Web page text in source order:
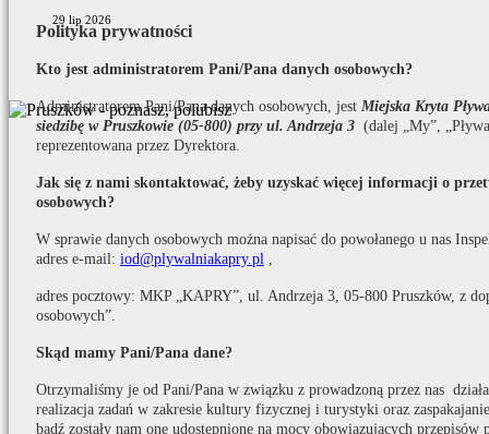
29 lip 2026
Polityka prywatności
Kto jest administratorem Pani/Pana danych osobowych?
Administratorem Pani/Pana danych osobowych, jest Miejska Kryta
siedzibę w Pruszkowie (05-800) przy ul. Andrzeja 3 (dalej „My”,
reprezentowana przez Dyrektora.
Jak się z nami skontaktować, żeby uzyskać więcej informacji o
osobowych?
W sprawie danych osobowych można napisać do powołanego u nas
adres e-mail: iod@plywalniakapry.pl ,
adres pocztowy: MKP „KAPRY”, ul. Andrzeja 3, 05-800 Pruszków, z
osobowych”.
Skąd mamy Pani/Pana dane?
Otrzymaliśmy je od Pani/Pana w związku z prowadzoną przez nas
realizacja zadań w zakresie kultury fizycznej i turystyki oraz
bądź zostały nam one udostępnione na mocy obowiązujących przepisów